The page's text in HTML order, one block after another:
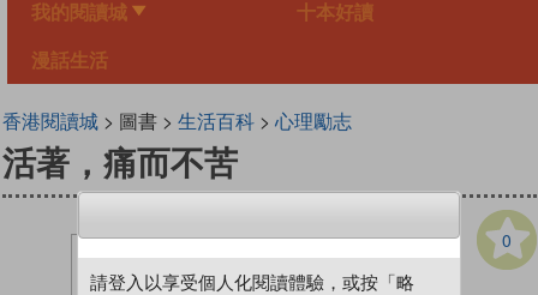
我的閱讀城 十本好讀
漫話生活
香港閱讀城> 圖書 > 生活百科> 心理勵志
活著，痛而不苦
0
請登入以享受個人化閱讀體驗，或按「略